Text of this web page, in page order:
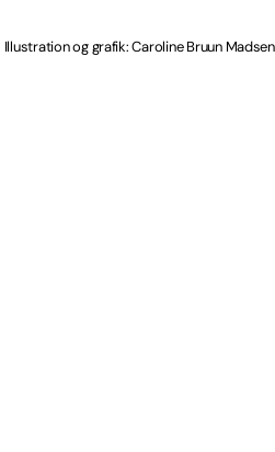
Illustration og grafik: Caroline Bruun Madsen